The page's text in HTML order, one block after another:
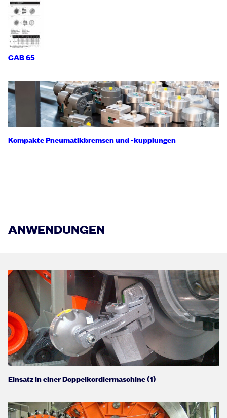
CAB 65
Kompakte Pneumatikbremsen und -kupplungen
ANWENDUNGEN
Einsatz in einer Doppelkordiermaschine (1)